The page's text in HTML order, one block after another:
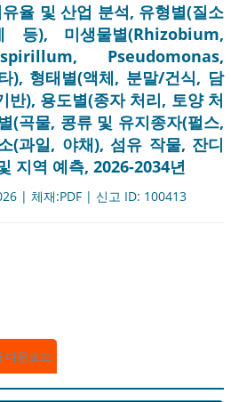
율 및 산업 분석, 유형별(질소
등), 미생물별(Rhizobium,
Pseudomonas,
), 형태별(액체, 분말/건식, 담
), 용도별(종자 처리, 토양 처
(곡물, 콩류 및 유지종자(펄스,
(과일, 야채), 섬유 작물, 잔디
지역 예측, 2026-2034년
| 체재:PDF | 신고 ID: 100413
다운로드